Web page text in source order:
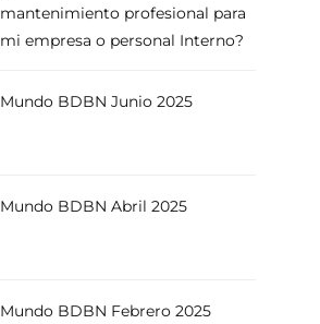
mantenimiento profesional para
mi empresa o personal Interno?
Mundo BDBN Junio 2025
Mundo BDBN Abril 2025
Mundo BDBN Febrero 2025